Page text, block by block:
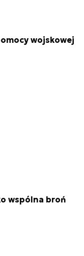
wojskowej
wspólna broń